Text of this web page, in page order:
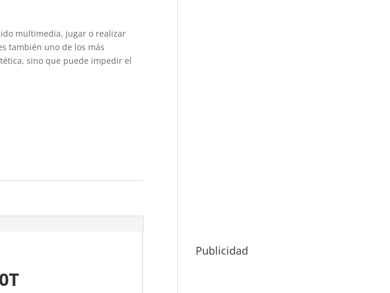
multimedia, jugar o realizar
también uno de los más
sino que puede impedir el
Publicidad